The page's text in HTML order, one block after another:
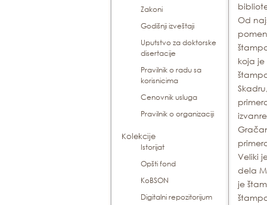
Zakoni
Godišnji izveštaji
Uputstvo za doktorske
disertacije
Pravilnik o radu sa
korisnicima
Cenovnik usluga
Pravilnik o organizaciji
Kolekcije
Istorijat
Opšti fond
KoBSON
Digitalni repozitorijum
Od
koja
Veliki
dela
je